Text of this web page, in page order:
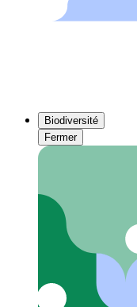
Biodiversité
Fermer